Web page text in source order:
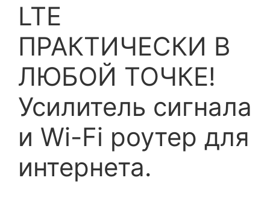
LTE
ПРАКТИЧЕСКИ В
ЛЮБОЙ ТОЧКЕ!
Усилитель сигнала
и Wi-Fi роутер для
интернета.